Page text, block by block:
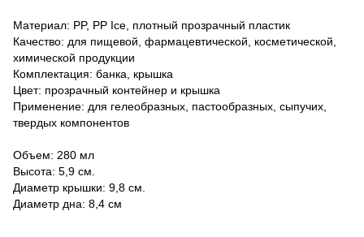
Материал: PP, PP Ice, плотный прозрачный пластик
Качество: для пищевой, фармацевтической, косметической,
химической продукции
Комплектация: банка, крышка
Цвет: прозрачный контейнер и крышка
Применение: для гелеобразных, пастообразных, сыпучих,
твердых компонентов
Объем: 280 мл
Высота: 5,9 см.
Диаметр крышки: 9,8 см.
Диаметр дна: 8,4 см